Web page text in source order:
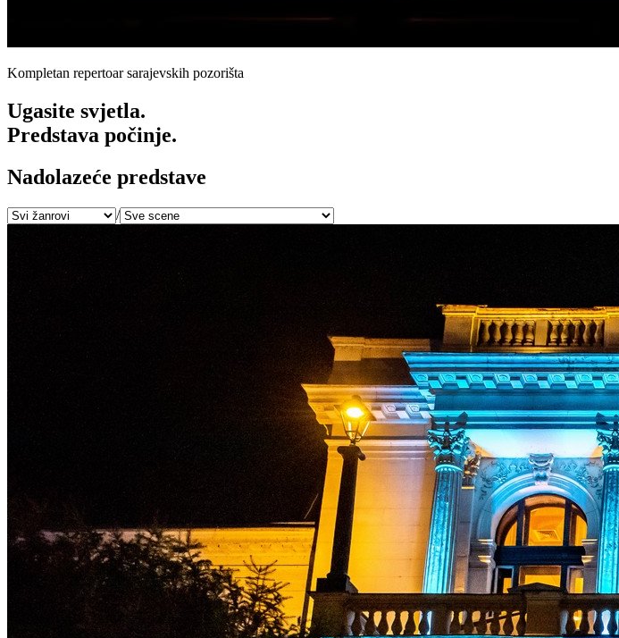
Kompletan repertoar sarajevskih pozorišta
Ugasite svjetla.
Predstava počinje.
Nadolazeće predstave
/